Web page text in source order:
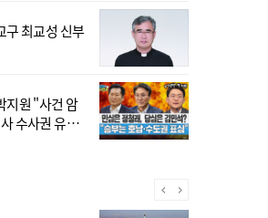
구 최교성 신부
지원 "사건 암
수사권 유지
청년대회 주
의 선율 울
춘욱 "단일종목 레버리지 ETF는
"